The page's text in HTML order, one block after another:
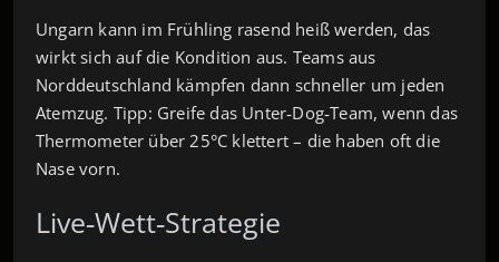
Ungarn kann im Frühling rasend heiß werden, das
wirkt sich auf die Kondition aus. Teams aus
Norddeutschland kämpfen dann schneller um jeden
Atemzug. Tipp: Greife das Unter‑Dog‑Team, wenn das
Thermometer über 25°C klettert – die haben oft die
Nase vorn.
Live‑Wett‑Strategie